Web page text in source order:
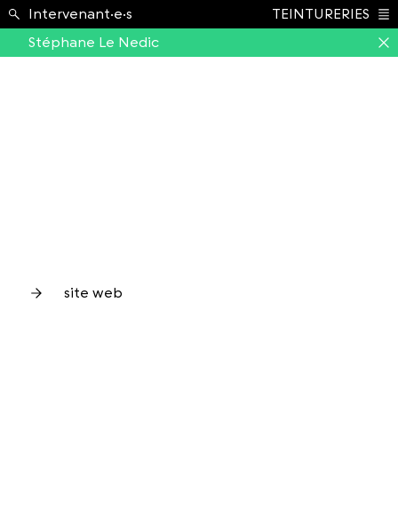
École ›
Intervenant·e·s
TEINTURERIES
Stéphane Le Nedic
site web